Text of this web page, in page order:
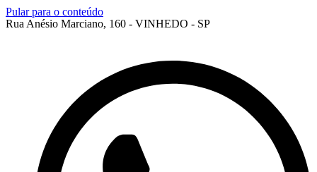
Pular para o conteúdo
Rua Anésio Marciano, 160 - VINHEDO - SP